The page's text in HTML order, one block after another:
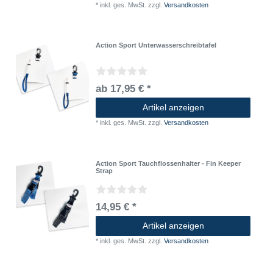
*inkl. ges. MwSt. zzgl.Versandkosten
Action Sport Unterwasserschreibtafel
ab 17,95 € *
Artikel anzeigen
*inkl. ges. MwSt. zzgl.Versandkosten
Action Sport Tauchflossenhalter - Fin Keeper
Strap
14,95 € *
Artikel anzeigen
*inkl. ges. MwSt. zzgl.Versandkosten